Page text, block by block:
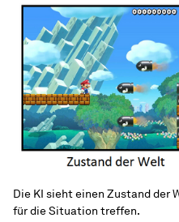
Die KI sieht einen Zustand der
für die Situation treffen.